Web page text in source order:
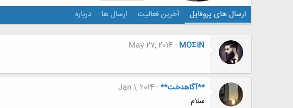
ارسال های پروفایل آخرین فعالیت ارسال ها درباره
MOΣIN
May 27, 2014
**آگاهدخت** Jan 1, 2014
سلام